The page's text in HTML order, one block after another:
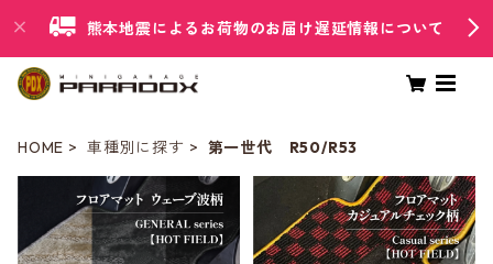
熊本地震によるお荷物のお届け遅延情報について
HOME 車種別に探す 第一世代 R50/R53